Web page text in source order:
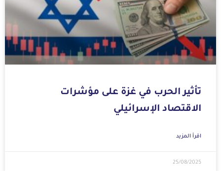
تأثير الحرب في غزة على مؤشرات
الاقتصاد الإسرائيلي
اقرأ المزيد
25/08/2025